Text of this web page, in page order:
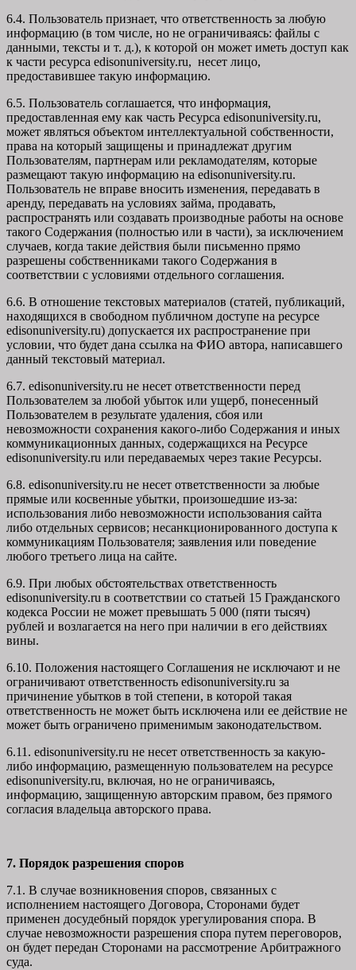
6.4. Пользователь признает, что ответственность за любую
информацию (в том числе, но не ограничиваясь: файлы с
данными, тексты и т. д.), к которой он может иметь доступ как
к части ресурса edisonuniversity.ru, несет лицо,
предоставившее такую информацию.
6.5. Пользователь соглашается, что информация,
предоставленная ему как часть Ресурса edisonuniversity.ru,
может являться объектом интеллектуальной собственности,
права на который защищены и принадлежат другим
Пользователям, партнерам или рекламодателям, которые
размещают такую информацию на edisonuniversity.ru.
Пользователь не вправе вносить изменения, передавать в
аренду, передавать на условиях займа, продавать,
распространять или создавать производные работы на основе
такого Содержания (полностью или в части), за исключением
случаев, когда такие действия были письменно прямо
разрешены собственниками такого Содержания в
соответствии с условиями отдельного соглашения.
6.6. В отношение текстовых материалов (статей, публикаций,
находящихся в свободном публичном доступе на ресурсе
edisonuniversity.ru) допускается их распространение при
условии, что будет дана ссылка на ФИО автора, написавшего
данный текстовый материал.
6.7. edisonuniversity.ru не несет ответственности перед
Пользователем за любой убыток или ущерб, понесенный
Пользователем в результате удаления, сбоя или
невозможности сохранения какого-либо Содержания и иных
коммуникационных данных, содержащихся на Ресурсе
edisonuniversity.ru или передаваемых через такие Ресурсы.
6.8. edisonuniversity.ru не несет ответственности за любые
прямые или косвенные убытки, произошедшие из-за:
использования либо невозможности использования сайта
либо отдельных сервисов; несанкционированного доступа к
коммуникациям Пользователя; заявления или поведение
любого третьего лица на сайте.
6.9. При любых обстоятельствах ответственность
edisonuniversity.ru в соответствии со статьей 15 Гражданского
кодекса России не может превышать 5 000 (пяти тысяч)
рублей и возлагается на него при наличии в его действиях
вины.
6.10. Положения настоящего Соглашения не исключают и не
ограничивают ответственность edisonuniversity.ru за
причинение убытков в той степени, в которой такая
ответственность не может быть исключена или ее действие не
может быть ограничено применимым законодательством.
6.11. edisonuniversity.ru не несет ответственность за какую-
либо информацию, размещенную пользователем на ресурсе
edisonuniversity.ru, включая, но не ограничиваясь,
информацию, защищенную авторским правом, без прямого
согласия владельца авторского права.
7. Порядок разрешения споров
7.1. В случае возникновения споров, связанных с
исполнением настоящего Договора, Сторонами будет
применен досудебный порядок урегулирования спора. В
случае невозможности разрешения спора путем переговоров,
он будет передан Сторонами на рассмотрение Арбитражного
суда.